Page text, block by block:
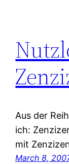
Aus der
ich:
mit
March 8,